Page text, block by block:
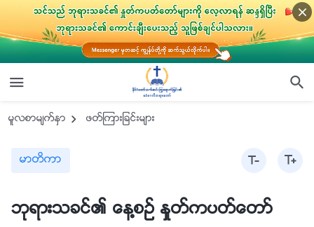
မူလစာမ်က္ႏွာ ဖတ္ၾကားျခင္းမ်ား
မာတိကာ
ဘုရားသခင္၏ ေန႔စဥ္ ႏႈတ္ကပတ္ေတာ္